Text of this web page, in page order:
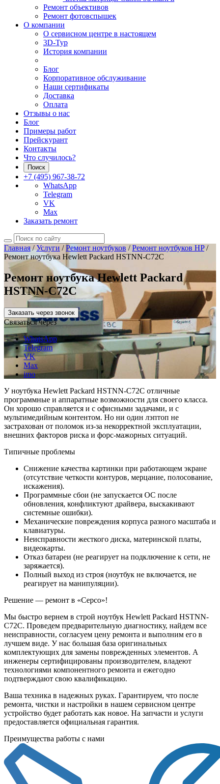
Ремонт объективов
Ремонт фотовспышек
О компании
О сервисном центре в настоящем
3D-Тур
История компании
Блог
Корпоративное обслуживание
Наши сертификаты
Доставка
Оплата
Отзывы о нас
Блог
Примеры работ
Прейскурант
Контакты
Что случилось?
Поиск
+7 (495) 967-38-72
WhatsApp
Telegram
VK
Max
Заказать ремонт
Главная/Услуги /Ремонт ноутбуков /Ремонт ноутбуков HP/
Ремонт ноутбука Hewlett Packard HSTNN-C72C
Ремонт ноутбука Hewlett Packard
HSTNN-C72C
Заказать через звонок
Связаться через
WhatsApp
Telegram
VK
Max
imo
У ноутбука Hewlett Packard HSTNN-C72C отличные
программные и аппаратные возможности для своего класса.
Он хорошо справляется и с офисными задачами, и с
мультимедийным контентом. Но ни один лэптоп не
застрахован от поломок из-за некорректной эксплуатации,
внешних факторов риска и форс-мажорных ситуаций.
Типичные проблемы
Снижение качества картинки при работающем экране
(отсутствие четкости контуров, мерцание, полосование,
искажения).
Программные сбои (не запускается ОС после
обновления, конфликтуют драйвера, выскакивают
системные ошибки).
Механические повреждения корпуса разного масштаба и
клавиатуры.
Неисправности жесткого диска, материнской платы,
видеокарты.
Отказ батареи (не реагирует на подключение к сети, не
заряжается).
Полный выход из строя (ноутбук не включается, не
реагирует на манипуляции).
Решение — ремонт в «Серсо»!
Мы быстро вернем в строй ноутбук Hewlett Packard HSTNN-
C72C. Проведем предварительную диагностику, найдем все
неисправности, согласуем цену ремонта и выполним его в
лучшем виде. У нас большая база оригинальных
комплектующих для замены поврежденных элементов. А
инженеры сертифицированы производителем, владеют
технологиями компонентного ремонта и ежегодно
подтверждают свою квалификацию.
Ваша техника в надежных руках. Гарантируем, что после
ремонта, чистки и настройки в нашем сервисном центре
устройство будет работать как новое. На запчасти и услуги
предоставляется официальная гарантия.
Преимущества работы с нами